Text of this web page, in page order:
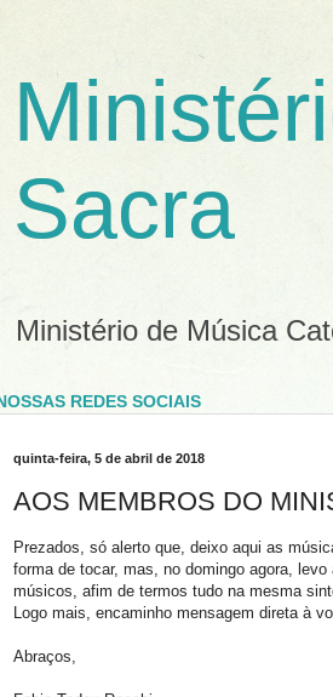
Sacra
Ministério de Música
REDES SOCIAIS
quinta-feira, 5 de abril de 2018
AOS MEMBROS DO
Prezados, só alerto que, deixo aqui as
forma de tocar, mas, no domingo agora,
músicos, afim de termos tudo na mesma
Logo mais, encaminho mensagem direta à
Abraços,